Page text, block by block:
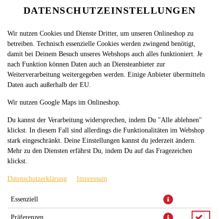
DATENSCHUTZEINSTELLUNGEN
Wir nutzen Cookies und Dienste Dritter, um unseren Onlineshop zu
betreiben. Technisch essenzielle Cookies werden zwingend benötigt,
damit bei Deinem Besuch unseres Webshops auch alles funktioniert. Je
nach Funktion können Daten auch an Diensteanbieter zur
Weiterverarbeitung weitergegeben werden. Einige Anbieter übermitteln
Daten auch außerhalb der EU.
Wir nutzen Google Maps im Onlineshop.
Du kannst der Verarbeitung widersprechen, indem Du "Alle ablehnen"
klickst. In diesem Fall sind allerdings die Funktionalitäten im Webshop
stark eingeschränkt. Deine Einstellungen kannst du jederzeit ändern.
Mehr zu den Diensten erfährst Du, indem Du auf das Fragezeichen
klickst.
Datenschutzerklärung Impressum
Essenziell
Präferenzen